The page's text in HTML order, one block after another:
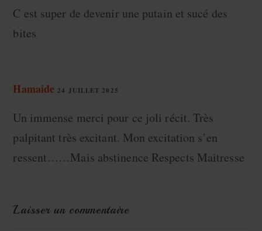
C est super de devenir une putain et sucé des
bites
Hamaide 24 JUILLET 2025
Un immense merci pour ce joli récit. Très
palpitant très excitant. Mon excitation s’en
ressent……Mais abstinence Respects Maitresse
Laisser un commentaire